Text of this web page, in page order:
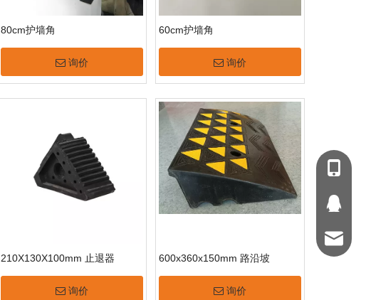
80cm护墙角
询价
60cm护墙角
询价
210X130X100mm 止退器
询价
600x360x150mm 路沿坡
询价
+86